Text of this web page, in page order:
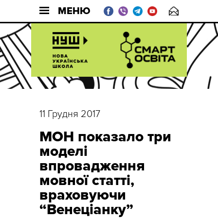
МЕНЮ
11 Грудня 2017
МОН показало три
моделі
впровадження
мовної статті,
враховуючи
“Венеціанку”